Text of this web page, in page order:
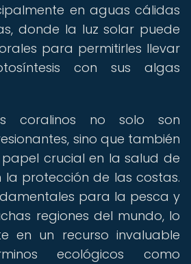
en aguas cálidas
donde la luz solar puede
para permitirles llevar
con sus algas
coralinos no solo son
sino que también
crucial en la salud de
la protección de las costas.
para la pesca y
regiones del mundo, lo
en un recurso invaluable
ecológicos como